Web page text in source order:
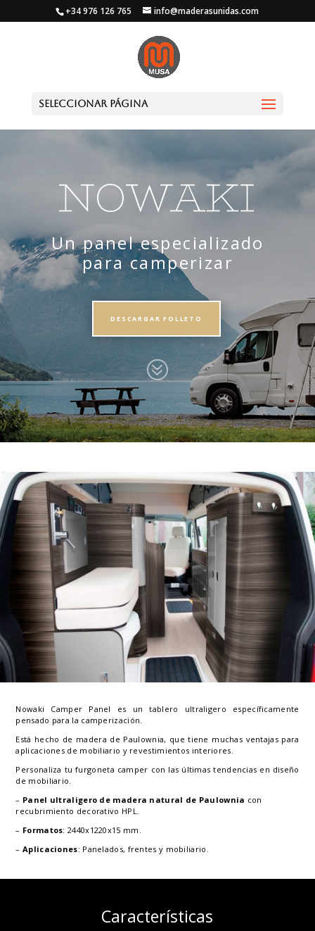
+34 976 126 765 info@maderasunidas.com
Seleccionar página
Un panel especializado
para camperizar
DESCARGAR FOLLETO
?
Nowaki Camper Panel es un tablero ultraligero específicamente
pensado para la camperización.
Está hecho de madera de Paulownia, que tiene muchas ventajas para
aplicaciones de mobiliario y revestimientos interiores.
Personaliza tu furgoneta camper con las últimas tendencias en diseño
de mobiliario.
– Panel ultraligero de madera natural de Paulownia con
recubrimiento decorativo HPL.
– Formatos: 2440x1220x15 mm.
– Aplicaciones: Panelados, frentes y mobiliario.
Características